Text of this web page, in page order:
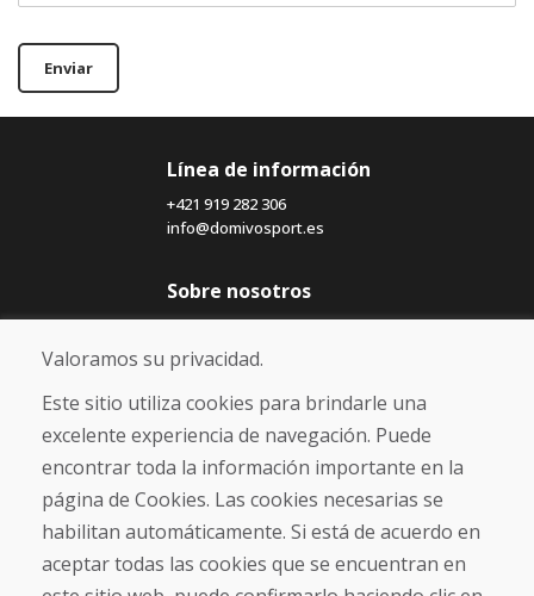
Enviar
Línea de información
+421 919 282 306
info@domivosport.es
Sobre nosotros
Blog
Sobre nosotros
Comercio
Contacto
Compra
Tienda electrónica
Envío y pago
NORMAS DE RECLAMACIÓN
Devolución y cambio de mercancías
Valoramos su privacidad.
Este sitio utiliza cookies para brindarle una
excelente experiencia de navegación. Puede
encontrar toda la información importante en la
página de Cookies. Las cookies necesarias se
habilitan automáticamente. Si está de acuerdo en
aceptar todas las cookies que se encuentran en